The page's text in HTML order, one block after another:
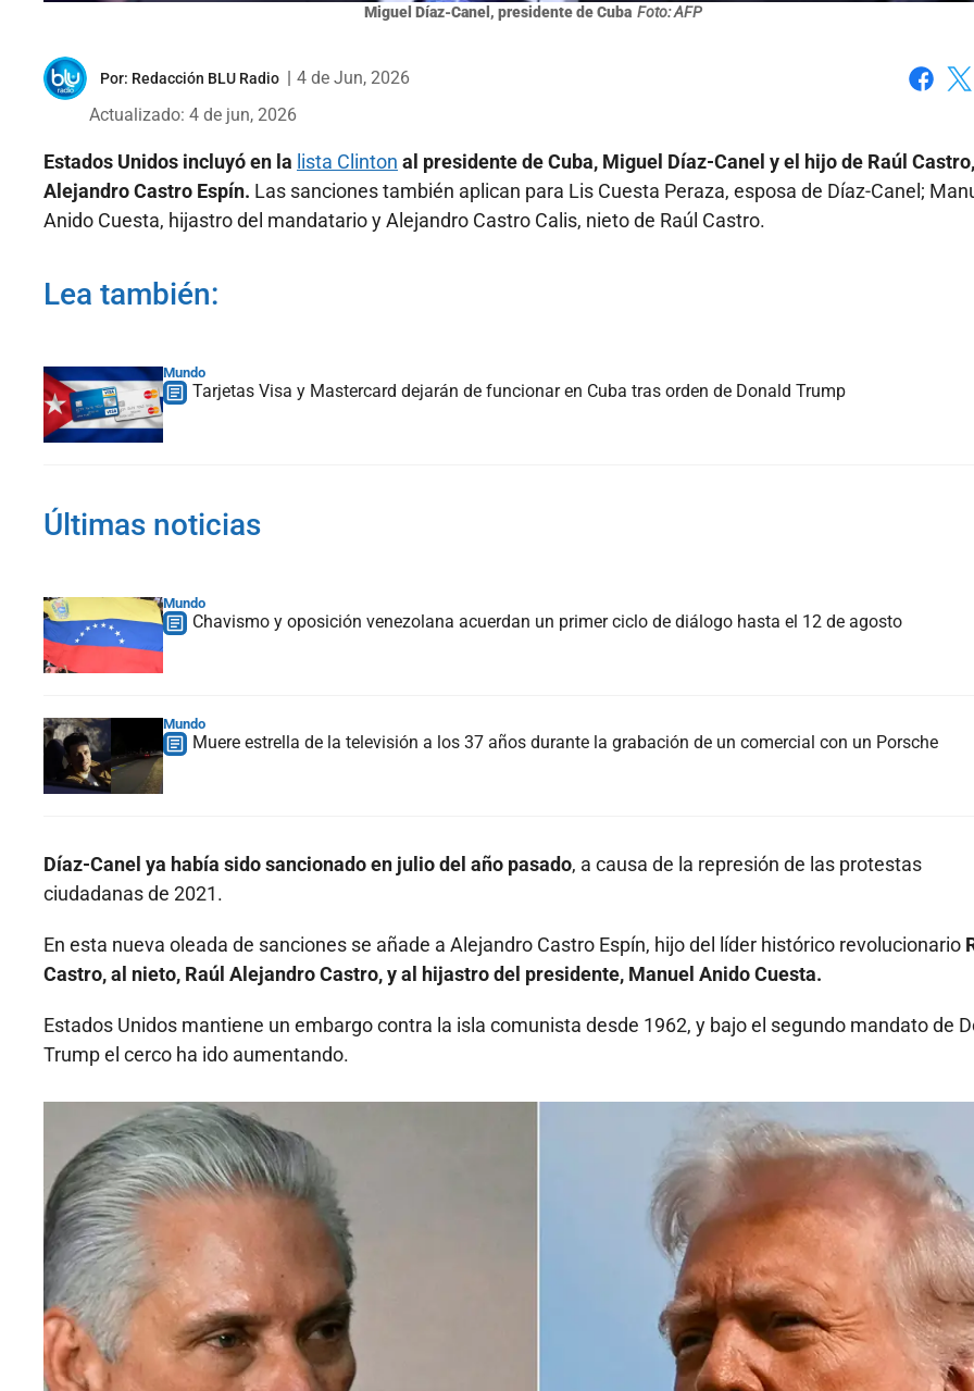
Miguel Díaz-Canel, presidente de Cuba Foto: AFP
Por: Redacción BLU Radio
4 de Jun, 2026
Actualizado: 4 de jun, 2026
Estados Unidos incluyó en la lista Clinton al presidente de Cuba, Miguel Díaz-Canel y el hijo de Raúl Castro,
Alejandro Castro Espín. Las sanciones también aplican para Lis Cuesta Peraza, esposa de Díaz-Canel;
Anido Cuesta, hijastro del mandatario y Alejandro Castro Calis, nieto de Raúl Castro.
Lea también:
Mundo
Tarjetas Visa y Mastercard dejarán de funcionar en Cuba tras orden de Donald Trump
Últimas noticias
Mundo
Chavismo y oposición venezolana acuerdan un primer ciclo de diálogo hasta el 12 de agosto
Mundo
Muere estrella de la televisión a los 37 años durante la grabación de un comercial con un Porsche
Díaz-Canel ya había sido sancionado en julio del año pasado, a causa de la represión de las protestas
ciudadanas de 2021.
En esta nueva oleada de sanciones se añade a Alejandro Castro Espín, hijo del líder histórico revolucionario
Castro, al nieto, Raúl Alejandro Castro, y al hijastro del presidente, Manuel Anido Cuesta.
Estados Unidos mantiene un embargo contra la isla comunista desde 1962, y bajo el segundo mandato de
Trump el cerco ha ido aumentando.